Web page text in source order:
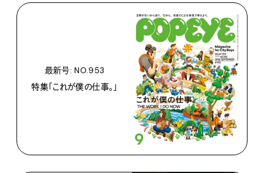
最新号: NO.953
特集「これが僕の仕事。」